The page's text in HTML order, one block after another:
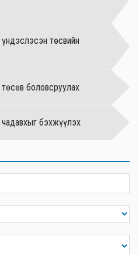
төсвийн
боловсруулах
бэхжүүлэх